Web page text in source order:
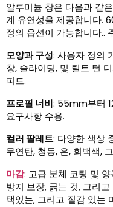
알루미늄 창은 다음과 같
계 유연성을 제공합니다.
정의 옵션이 가능합니다..
모양과 구성: 사용자 정의
창, 슬라이딩, 및 틸트 턴
피트.
프로필 너비: 55mm부터
요구사항 수용.
컬러 팔레트: 다양한 색상
무연탄, 청동, 은, 회백색,
마감: 고급 분체 코팅 및
방지 보장, 긁는 것, 그리
택있는, 그리고 질감 있는